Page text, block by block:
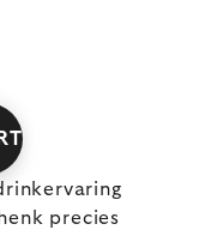
precies